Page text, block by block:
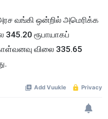
வங்கி ஒன்றில் அமெரிக்க
ரூபாயாகப்
விலை 335.65